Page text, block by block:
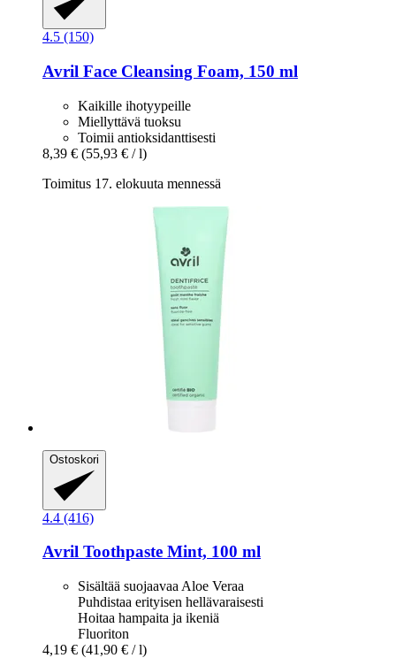
4.5 (150)
Avril Face Cleansing Foam, 150 ml
Kaikille ihotyypeille
Miellyttävä tuoksu
Toimii antioksidanttisesti
8,39 € (55,93 € / l)
Toimitus 17. elokuuta mennessä
Ostoskori
4.4 (416)
Avril Toothpaste Mint, 100 ml
Sisältää suojaavaa Aloe Veraa
Puhdistaa erityisen hellävaraisesti
Hoitaa hampaita ja ikeniä
Fluoriton
4,19 € (41,90 € / l)